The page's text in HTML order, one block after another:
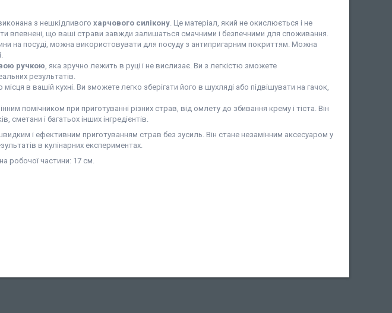
з нешкідливого харчового силікону . Це матеріал, який не окислюється і не
впевнені, що ваші страви завжди залишаться смачними і безпечними для споживання.
на посуді, можна використовувати для посуду з антипригарним покриттям. Можна
ручкою , яка зручно лежить в руці і не вислизає. Ви з легкістю зможете
результатів.
в вашій кухні. Ви зможете легко зберігати його в шухляді або підвішувати на гачок,
помічником при приготуванні різних страв, від омлету до збивання крему і тіста. Він
і багатьох інших інгредієнтів.
і ефективним приготуванням страв без зусиль. Він стане незамінним аксесуаром у
в кулінарних експериментах.
робочої частини: 17 см.